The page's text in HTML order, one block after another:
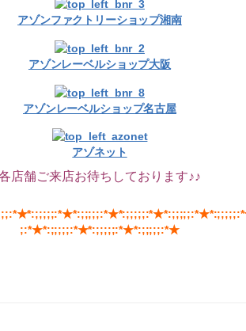
アゾンファクトリーショップ湘南
アゾンレーベルショップ大阪
アゾンレーベルショップ名古屋
アゾネット
店舗ご来店お待ちしております♪♪
;:*★*:;;;;;:*★*:;;;;;:*★*:;;;;;:*★